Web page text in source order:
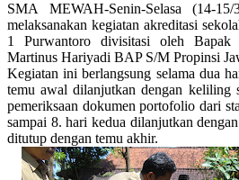
SMA MEWAH-Senin-Selasa (14-
melaksanakan kegiatan akreditasi
1 Purwantoro divisitasi oleh
Martinus Hariyadi BAP S/M Propinsi
Kegiatan ini berlangsung selama dua
temu awal dilanjutkan dengan keliling
pemeriksaan dokumen portofolio dari
sampai 8. hari kedua dilanjutkan
ditutup dengan temu akhir.